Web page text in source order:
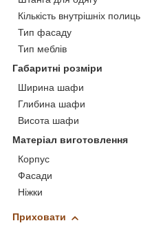
Кількість внутрішніх полиць
Тип фасаду
Тип меблів
Габаритні розміри
Ширина шафи
Глибина шафи
Висота шафи
Матеріал виготовлення
Корпус
Фасади
Ніжки
Приховати